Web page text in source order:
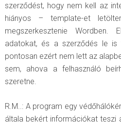
szerződést, hogy nem kell az
hiányos – template-et
megszerkesztenie
adatokat, és a szerződés le is
pontosan ezért nem lett az
sem, ahova a felhasználó
szeretne.
R.M..: A program egy
általa bekért információkat teszi